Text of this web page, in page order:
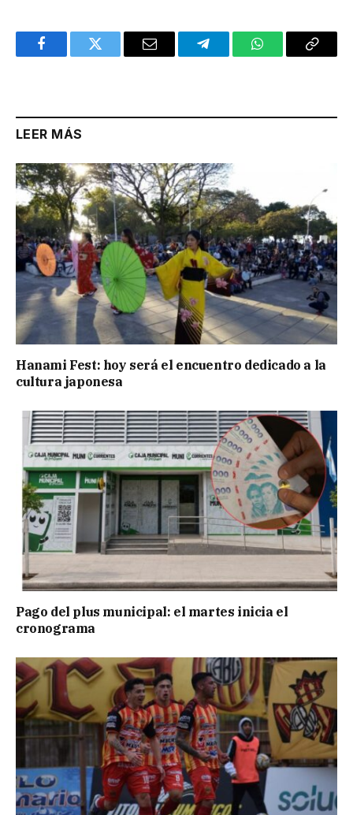
FacebookTwitter Email TelegramWhatsAppCopy
LEER MÁS
Hanami Fest: hoy será el encuentro dedicado a la
cultura japonesa
Pago del plus municipal: el martes inicia el
cronograma